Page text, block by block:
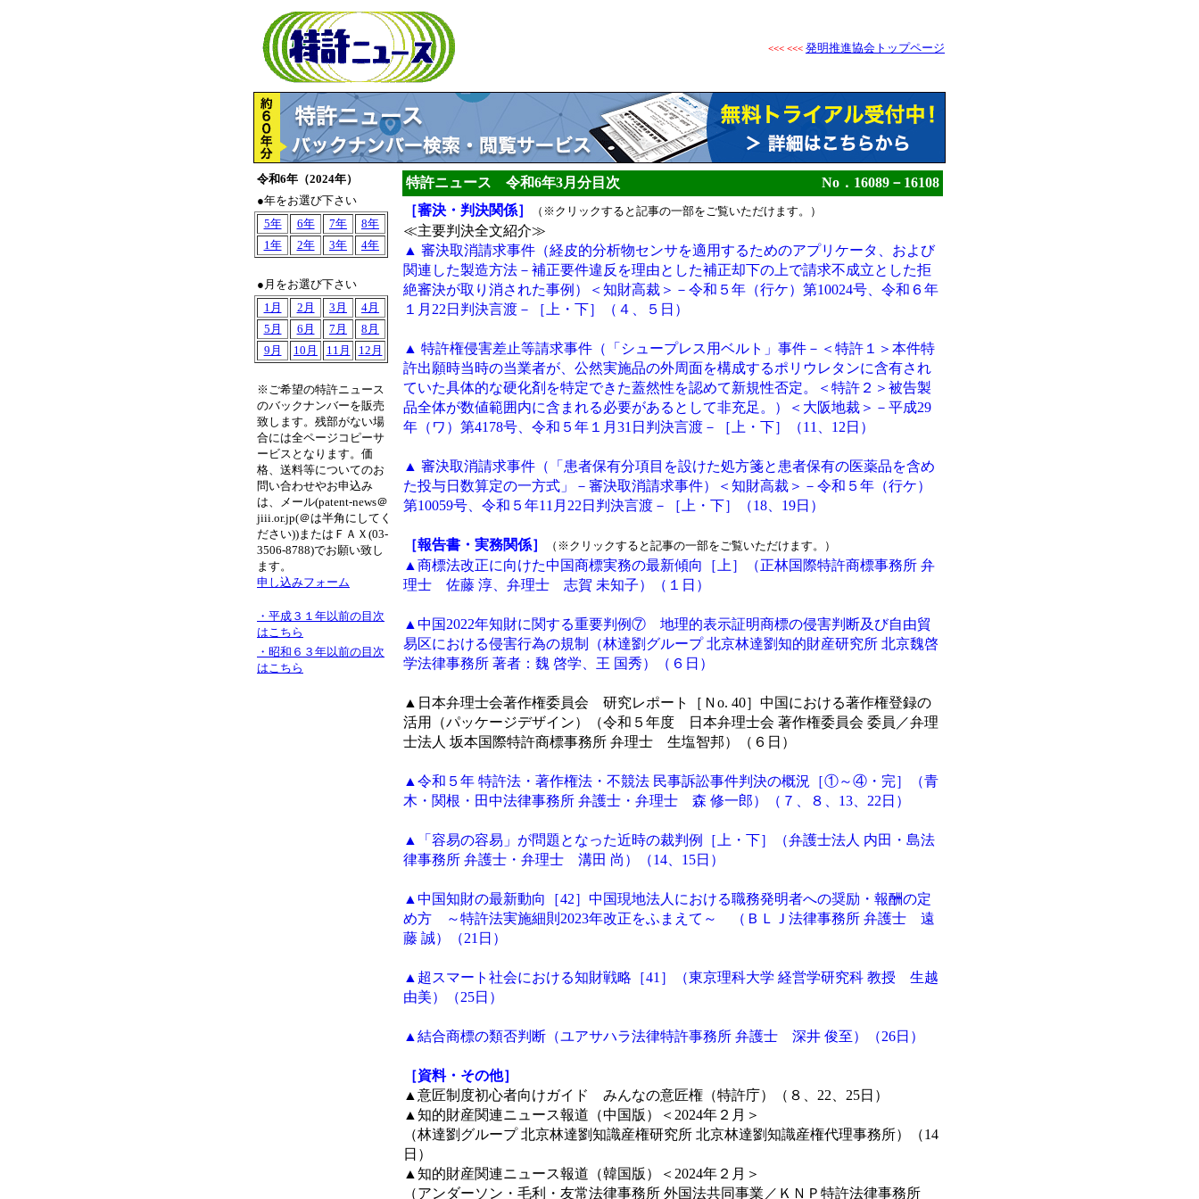
<<< <<< 発明推進協会トップページ
令和6年（2024年）
●年をお選び下さい
5年
6年 7年
8年
1年
2年 3年 4年
●月をお選び下さい
1月
2月 3月
4月
5月
6月 7月
8月
9月
10月 11月 12月
※ご希望の特許ニュース
のバックナンバーを販売
致します。残部がない場
合には全ページコピーサ
ービスとなります。価
格、送料等についてのお
問い合わせやお申込み
は、メール(patent-news＠
jiii.or.jp(＠は半角にしてく
ださい))またはＦＡＸ(03-
3506-8788)でお願い致し
ます。
申し込みフォーム
・平成３１年以前の目次
はこちら
・昭和６３年以前の目次
はこちら
特許ニュース 令和6年3月分目次
No．16089－16108
［審決・判決関係］
（※クリックすると記事の一部をご覧いただけます。）
≪主要判決全文紹介≫
▲ 審決取消請求事件（経皮的分析物センサを適用するためのアプリケータ、および
関連した製造方法－補正要件違反を理由とした補正却下の上で請求不成立とした拒
絶審決が取り消された事例）＜知財高裁＞－令和５年（行ケ）第10024号、令和６年
１月22日判決言渡－［上・下］（４、５日）
▲ 特許権侵害差止等請求事件（「シュープレス用ベルト」事件－＜特許１＞本件特
許出願時当時の当業者が、公然実施品の外周面を構成するポリウレタンに含有され
ていた具体的な硬化剤を特定できた蓋然性を認めて新規性否定。＜特許２＞被告製
品全体が数値範囲内に含まれる必要があるとして非充足。）＜大阪地裁＞－平成29
年（ワ）第4178号、令和５年１月31日判決言渡－［上・下］（11、12日）
▲ 審決取消請求事件（「患者保有分項目を設けた処方箋と患者保有の医薬品を含め
た投与日数算定の一方式」－審決取消請求事件）＜知財高裁＞－令和５年（行ケ）
第10059号、令和５年11月22日判決言渡－［上・下］（18、19日）
［報告書・実務関係］ （※クリックすると記事の一部をご覧いただけます。）
▲商標法改正に向けた中国商標実務の最新傾向［上］（正林国際特許商標事務所 弁
理士 佐藤 淳、弁理士 志賀 未知子）（１日）
▲中国2022年知財に関する重要判例⑦ 地理的表示証明商標の侵害判断及び自由貿
易区における侵害行為の規制（林達劉グループ 北京林達劉知的財産研究所 北京魏啓
学法律事務所 著者：魏 啓学、王 国秀）（６日）
▲日本弁理士会著作権委員会 研究レポート［Ｎo. 40］中国における著作権登録の
活用（パッケージデザイン）（令和５年度 日本弁理士会 著作権委員会 委員／弁理
士法人 坂本国際特許商標事務所 弁理士 生塩智邦）（６日）
▲令和５年 特許法・著作権法・不競法 民事訴訟事件判決の概況［①～④・完］（青
木・関根・田中法律事務所 弁護士・弁理士 森 修一郎）（７、８、13、22日）
▲「容易の容易」が問題となった近時の裁判例［上・下］（弁護士法人 内田・島法
律事務所 弁護士・弁理士 溝田 尚）（14、15日）
▲中国知財の最新動向［42］中国現地法人における職務発明者への奨励・報酬の定
め方 ～特許法実施細則2023年改正をふまえて～ （ＢＬＪ法律事務所 弁護士 遠
藤 誠）（21日）
▲超スマート社会における知財戦略［41］（東京理科大学 経営学研究科 教授 生越
由美）（25日）
▲結合商標の類否判断（ユアサハラ法律特許事務所 弁護士 深井 俊至）（26日）
［資料・その他］
▲意匠制度初心者向けガイド みんなの意匠権（特許庁）（８、22、25日）
▲知的財産関連ニュース報道（中国版）＜2024年２月＞
（林達劉グループ 北京林達劉知識産権研究所 北京林達劉知識産権代理事務所）（14
日）
▲知的財産関連ニュース報道（韓国版）＜2024年２月＞
（アンダーソン・毛利・友常法律事務所 外国法共同事業／ＫＮＰ特許法律事務所